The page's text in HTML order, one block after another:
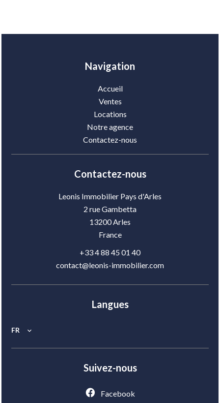
Navigation
Accueil
Ventes
Locations
Notre agence
Contactez-nous
Contactez-nous
Leonis Immobilier Pays d'Arles
2 rue Gambetta
13200Arles
France
+33 4 88 45 01 40
contact@leonis-immobilier.com
Langues
FR
Suivez-nous
Facebook